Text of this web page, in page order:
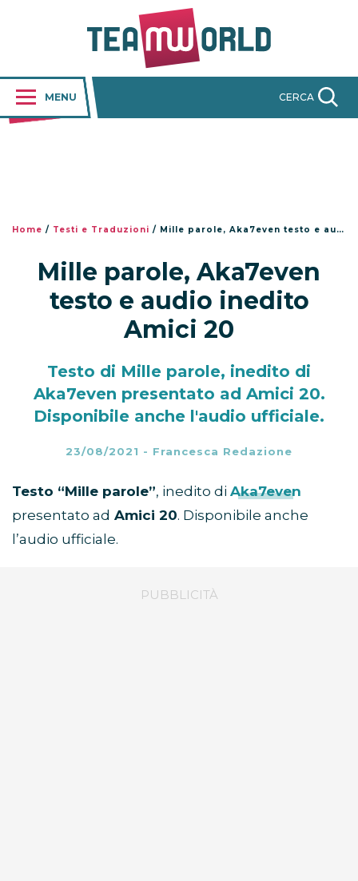
MENU CERCA
Home / Testi e Traduzioni / Mille parole, Aka7even testo e audio inedito Amici 20
Mille parole, Aka7even
testo e audio inedito
Amici 20
Testo di Mille parole, inedito di
Aka7even presentato ad Amici 20.
Disponibile anche l'audio ufficiale.
23/08/2021 - Francesca Redazione
Testo “Mille parole”, inedito di Aka7even
presentato ad Amici 20. Disponibile anche
l’audio ufficiale.